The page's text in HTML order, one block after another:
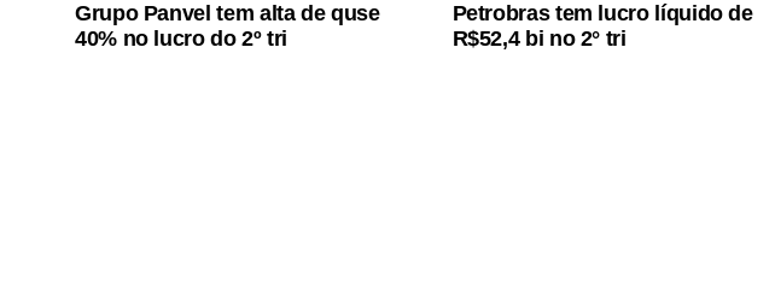
Grupo Panvel tem alta de quse
40% no lucro do 2º tri
Petrobras tem lucro líquido de
R$52,4 bi no 2° tri